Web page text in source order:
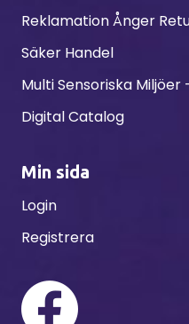
Reklamation Ånger
Säker Handel
Multi Sensoriska Miljöer
Digital Catalog
Min sida
Login
Registrera